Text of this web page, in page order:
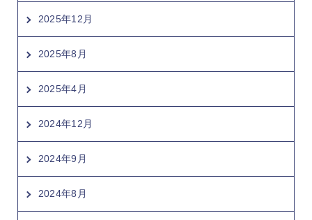
2025年12月
2025年8月
2025年4月
2024年12月
2024年9月
2024年8月